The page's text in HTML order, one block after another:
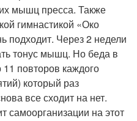
мышц пресса. Также
гимнастикой «Око
подходит. Через 2 недели
тонус мышц. Но беда в
повторов каждого
который раз
все сходит на нет.
самоорганизации на этот